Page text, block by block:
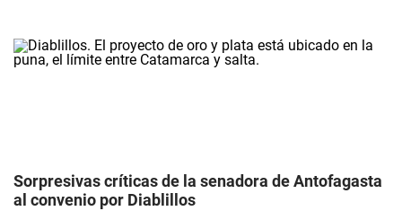
Sorpresivas críticas de la senadora de Antofagasta
al convenio por Diablillos